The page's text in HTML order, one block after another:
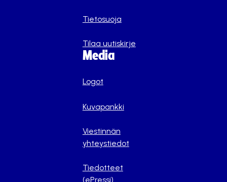
Tietosuoja
Tilaa uutiskirje
Media
Logot
Kuvapankki
Viestinnän
yhteystiedot
Tiedotteet
(ePressi)